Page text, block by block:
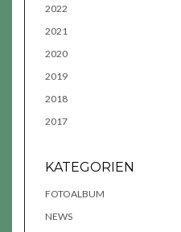
2022
2021
2020
2019
2018
2017
KATEGORIEN
FOTOALBUM
NEWS